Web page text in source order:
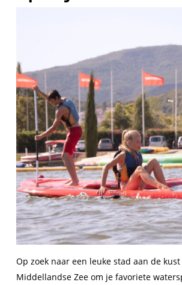
Op zoek naar een leuke stad aan de
Middellandse Zee om je favoriete